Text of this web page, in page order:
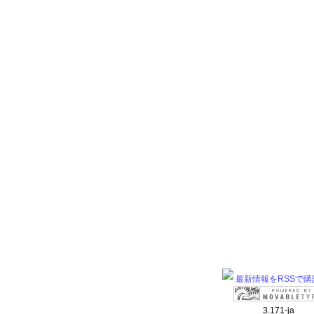
最新情報をRSSで購
3.171-ja